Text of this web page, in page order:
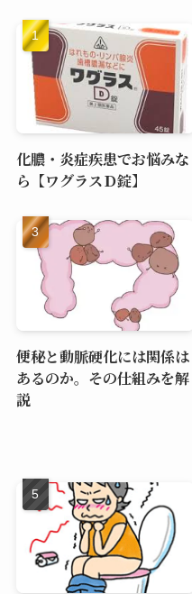
化膿・炎症疾患でお悩みな
ら【ワグラスＤ錠】
便秘と動脈硬化には関係は
あるのか。その仕組みを解
説